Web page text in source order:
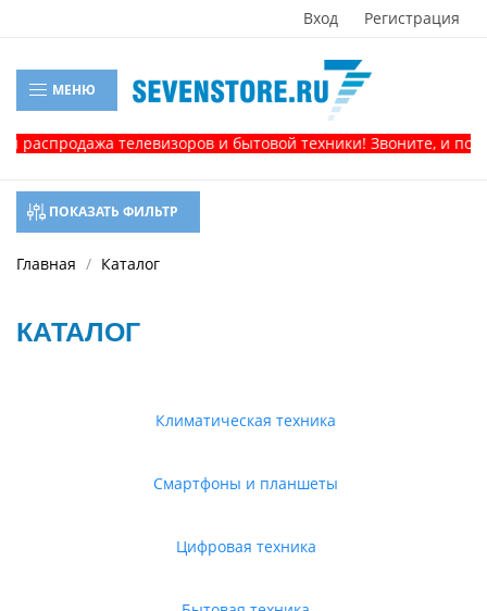
Вход Регистрация
МЕНЮ
телевизоров и бытовой техники! Звоните, и получите
ПОКАЗАТЬ ФИЛЬТР
Главная Каталог
КАТАЛОГ
Климатическая техника
Смартфоны и планшеты
Цифровая техника